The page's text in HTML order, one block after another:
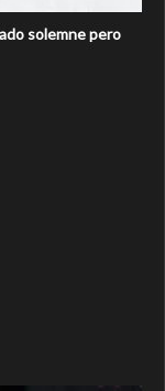
solemne pero